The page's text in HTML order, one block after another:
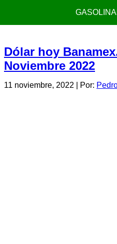
Dólar hoy
Noviembre 2022
11 noviembre, 2022 | Por: